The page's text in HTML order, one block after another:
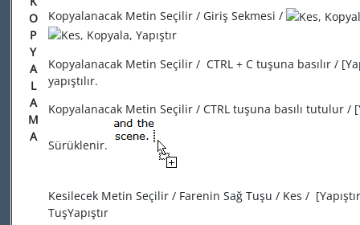
O
P
Y
A
L
A
M
A
Kopyalanacak Metin Seçilir / Giriş Sekmesi /
Kopyalanacak Metin Seçilir / CTRL + C tuşuna basılır /
yapıştılır.
Kopyalanacak Metin Seçilir / CTRL tuşuna basılı tutulur /
Sürüklenir.
Kesilecek Metin Seçilir / Farenin Sağ Tuşu / Kes /
TuşYapıştır